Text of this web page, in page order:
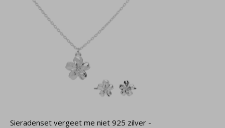
Sieradenset vergeet me niet 925 zilver -